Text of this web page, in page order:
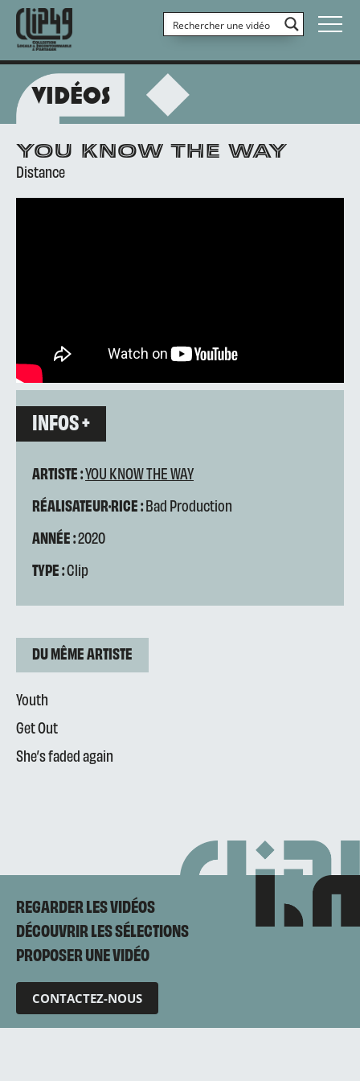
VIDÉOS
YOU KNOW THE WAY
Distance
INFOS +
ARTISTE :YOU KNOW THE WAY
RÉALISATEUR·RICE :Bad Production
ANNÉE :2020
TYPE :Clip
DU MÊME ARTISTE
Youth
Get Out
She’s faded again
REGARDER LES VIDÉOS
DÉCOUVRIR LES SÉLECTIONS
PROPOSER UNE VIDÉO
CONTACTEZ-NOUS